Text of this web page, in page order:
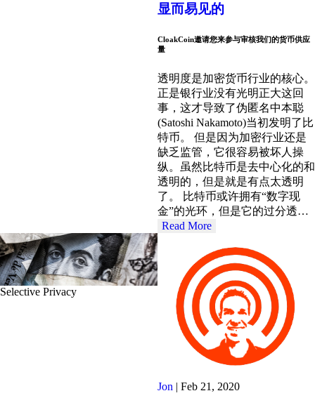
显而易见的
CloakCoin邀请您来参与审核我们的货币供应
量
透明度是加密货币行业的核心。
正是银行业没有光明正大这回
事，这才导致了伪匿名中本聪
(Satoshi Nakamoto)当初发明了比
特币。 但是因为加密行业还是
缺乏监管，它很容易被坏人操
纵。虽然比特币是去中心化的和
透明的，但是就是有点太透明
了。 比特币或许拥有“数字现
金”的光环，但是它的过分透…
Read More
Selective Privacy
Jon | Feb 21, 2020